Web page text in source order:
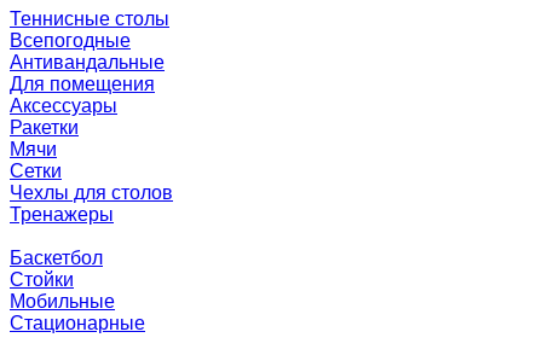
Теннисные столы
Всепогодные
Антивандальные
Для помещения
Аксессуары
Ракетки
Мячи
Сетки
Чехлы для столов
Тренажеры
Баскетбол
Стойки
Мобильные
Стационарные